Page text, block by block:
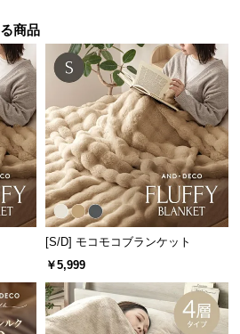
商品
[S/D] モコモコブランケット
￥5,999